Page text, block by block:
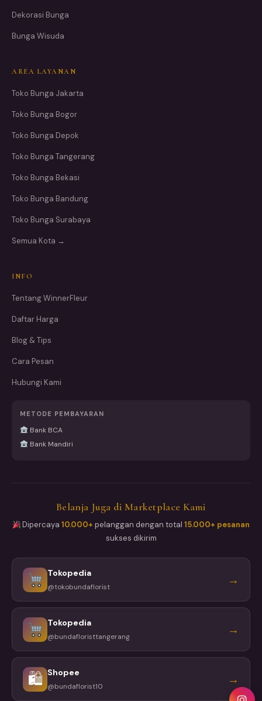
Dekorasi Bunga
Bunga Wisuda
AREA LAYANAN
Toko Bunga Jakarta
Toko Bunga Bogor
Toko Bunga Depok
Toko Bunga Tangerang
Toko Bunga Bekasi
Toko Bunga Bandung
Toko Bunga Surabaya
Semua Kota →
INFO
Tentang WinnerFleur
Daftar Harga
Blog & Tips
Cara Pesan
Hubungi Kami
METODE PEMBAYARAN
Bank BCA
Bank Mandiri
Belanja Juga di Marketplace Kami
Dipercaya10.000+ pelanggan dengan total15.000+ pesanan
sukses dikirim
Tokopedia
@tokobundaflorist →
Tokopedia
@bundafloristtangerang →
🛍 Shopee
@bundaflorist10 →